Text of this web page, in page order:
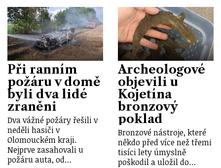
Při ranním
požáru v domě
byli dva lidé
zraněni
Dva vážné požáry řešili v
neděli hasiči v
Olomouckém kraji.
Nejprve zasahovali u
požáru auta, od…
Archeologové
objevili u
Kojetína
bronzový
poklad
Bronzové nástroje, které
někdo před více než třemi
tisíci lety úmyslně
poškodil a uložil do…